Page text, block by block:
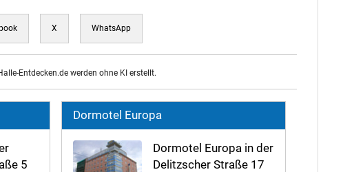
X WhatsApp
Entdecken.de werden ohne KI erstellt.
5
Dormotel Europa
Dormotel Europa in der
Delitzscher Straße 17